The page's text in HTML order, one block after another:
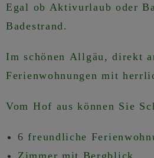
Egal ob Aktivurlaub oder
Badestrand.
Im schönen Allgäu , direkt
Ferienwohnungen mit
Vom Hof aus können Sie
6 freundliche
Zimmer mit Bergblick